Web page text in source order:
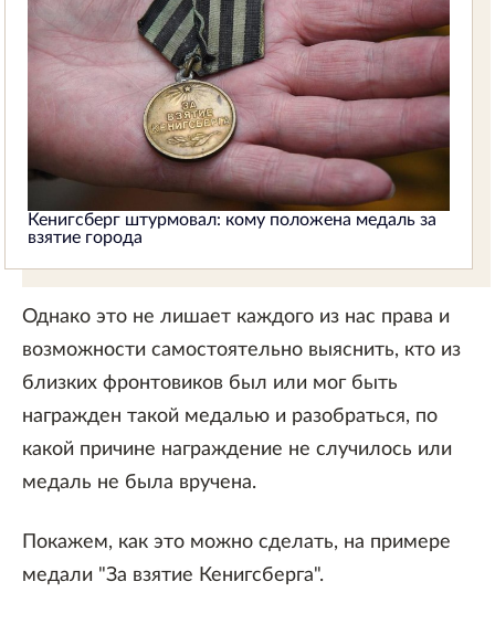
Кенигсберг штурмовал: кому положена медаль за
взятие города
Однако это не лишает каждого из нас права и
возможности самостоятельно выяснить, кто из
близких фронтовиков был или мог быть
награжден такой медалью и разобраться, по
какой причине награждение не случилось или
медаль не была вручена.
Покажем, как это можно сделать, на примере
медали "За взятие Кенигсберга".